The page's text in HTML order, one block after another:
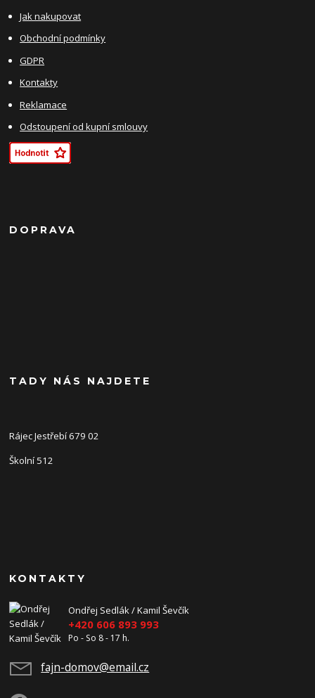
Jak nakupovat
Obchodní podmínky
GDPR
Kontakty
Reklamace
Odstoupení od kupní smlouvy
DOPRAVA
TADY NÁS NAJDETE
Rájec Jestřebí 679 02
Školní 512
KONTAKTY
Ondřej Sedlák / Kamil Ševčík
+420 606 893 993
Po - So 8 - 17 h.
fajn-domov@email.cz